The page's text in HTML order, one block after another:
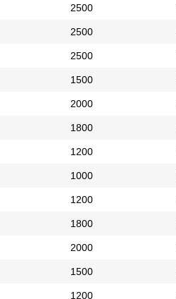
2500
2500
2500
1500
2000
1800
1200
1000
1200
1800
2000
1500
1200